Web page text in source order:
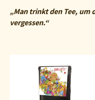
„Man trinkt den Tee, um
vergessen.“